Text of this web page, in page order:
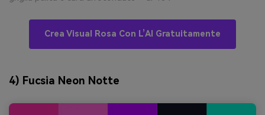
Crea Visual Rosa Con L’AI Gratuitamente
4) Fucsia Neon Notte